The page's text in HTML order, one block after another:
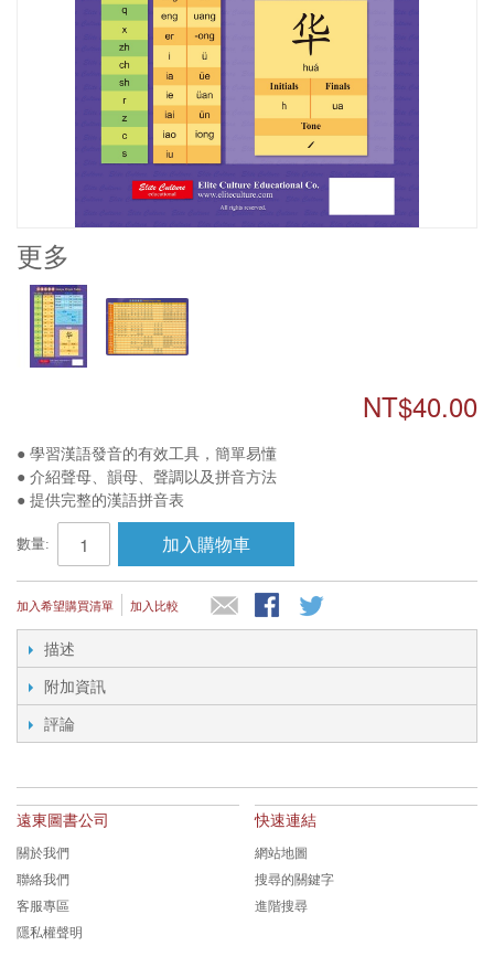
更多
NT$40.00
● 學習漢語發音的有效工具，簡單易懂
● 介紹聲母、韻母、聲調以及拼音方法
● 提供完整的漢語拼音表
數量: 加入購物車
加入希望購買清單 加入比較
描述
附加資訊
評論
遠東圖書公司
關於我們
聯絡我們
客服專區
隱私權聲明
快速連結
網站地圖
搜尋的關鍵字
進階搜尋